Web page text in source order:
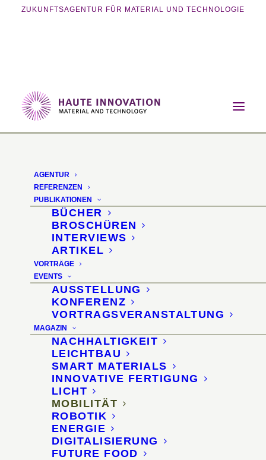
ZUKUNFTSAGENTUR FÜR MATERIAL UND TECHNOLOGIE
AGENTUR
REFERENZEN
PUBLIKATIONEN
BÜCHER
BROSCHÜREN
INTERVIEWS
ARTIKEL
VORTRÄGE
EVENTS
AUSSTELLUNG
KONFERENZ
VORTRAGSVERANSTALTUNG
MAGAZIN
NACHHALTIGKEIT
LEICHTBAU
SMART MATERIALS
INNOVATIVE FERTIGUNG
LICHT
MOBILITÄT
ROBOTIK
ENERGIE
DIGITALISIERUNG
FUTURE FOOD
Home Magazin
Mobilität
eActros Elektro-LKW feiert Weltpremiere
eActros feiert
Weltpremiere
Mercedes investiert in
Elektromobilität für
schwere Verteiler-Lkw
14. Juli 2021